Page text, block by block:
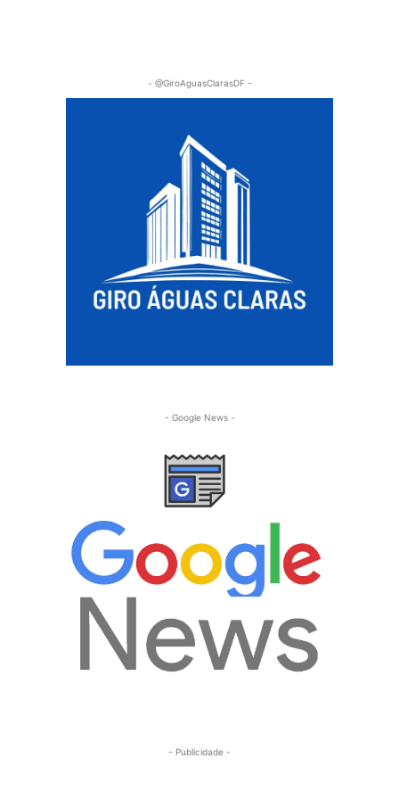
- @GiroAguasClarasDF -
- Google News -
- Publicidade -